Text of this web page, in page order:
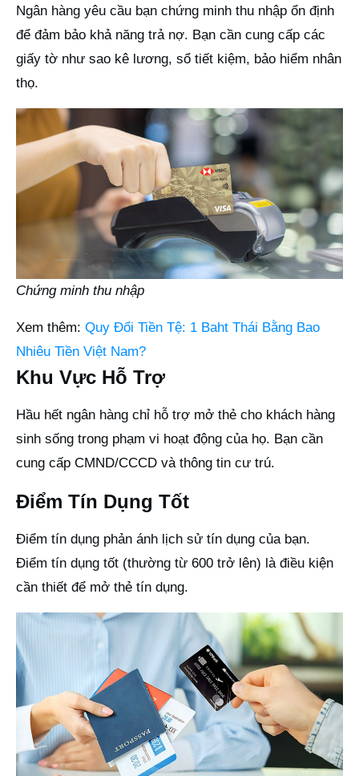
Ngân hàng yêu cầu bạn chứng minh thu nhập ổn định
để đảm bảo khả năng trả nợ. Bạn cần cung cấp các
giấy tờ như sao kê lương, sổ tiết kiệm, bảo hiểm nhân
thọ.
Chứng minh thu nhập
Xem thêm: Quy Đổi Tiền Tệ: 1 Baht Thái Bằng Bao
Nhiêu Tiền Việt Nam?
Khu Vực Hỗ Trợ
Hầu hết ngân hàng chỉ hỗ trợ mở thẻ cho khách hàng
sinh sống trong phạm vi hoạt động của họ. Bạn cần
cung cấp CMND/CCCD và thông tin cư trú.
Điểm Tín Dụng Tốt
Điểm tín dụng phản ánh lịch sử tín dụng của bạn.
Điểm tín dụng tốt (thường từ 600 trở lên) là điều kiện
cần thiết để mở thẻ tín dụng.